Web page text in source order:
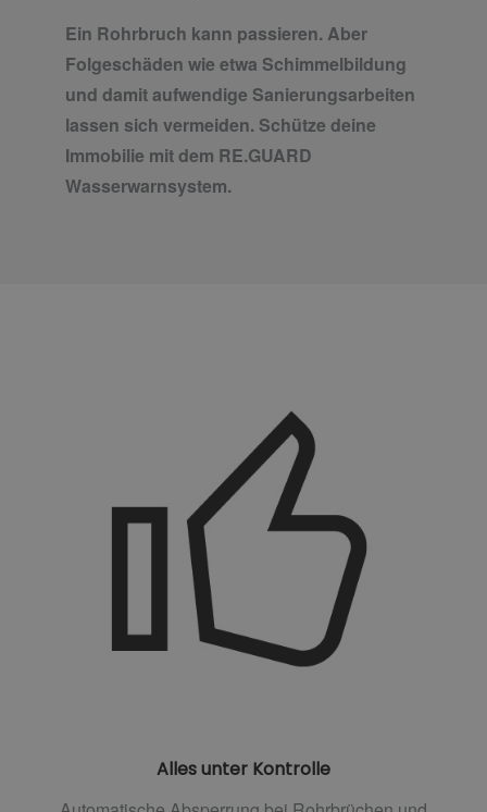
Ein Rohrbruch kann passieren. Aber
Folgeschäden wie etwa Schimmelbildung
und damit aufwendige Sanierungsarbeiten
lassen sich vermeiden. Schütze deine
Immobilie mit dem RE.GUARD
Wasserwarnsystem.
Alles unter Kontrolle